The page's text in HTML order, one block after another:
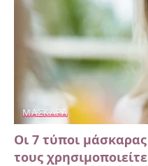
ΜΆΣΚΑΡΑ
Οι 7 τύποι
τους χρησιμοποιείτε